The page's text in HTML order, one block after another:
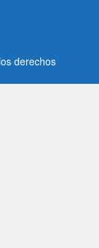
derechos